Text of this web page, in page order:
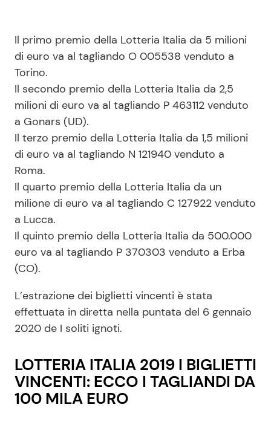
Il primo premio della Lotteria Italia da 5 milioni
di euro va al tagliando O 005538 venduto a
Torino.
Il secondo premio della Lotteria Italia da 2,5
milioni di euro va al tagliando P 463112 venduto
a Gonars (UD).
Il terzo premio della Lotteria Italia da 1,5 milioni
di euro va al tagliando N 121940 venduto a
Roma.
Il quarto premio della Lotteria Italia da un
milione di euro va al tagliando C 127922 venduto
a Lucca.
Il quinto premio della Lotteria Italia da 500.000
euro va al tagliando P 370303 venduto a Erba
(CO).
L’estrazione dei biglietti vincenti è stata
effettuata in diretta nella puntata del 6 gennaio
2020 de I soliti ignoti.
LOTTERIA ITALIA 2019 I BIGLIETTI
VINCENTI: ECCO I TAGLIANDI DA
100 MILA EURO